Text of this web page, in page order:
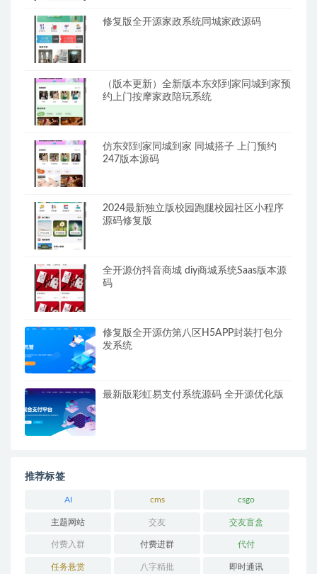
修复版全开源家政系统同城家政源码
（版本更新）全新版本东郊到家同城到家预
约上门按摩家政陪玩系统
仿东郊到家同城到家 同城搭子 上门预约
247版本源码
2024最新独立版校园跑腿校园社区小程序
源码修复版
全开源仿抖音商城 diy商城系统Saas版本源
码
修复版全开源仿第八区H5APP封装打包分
发系统
最新版彩虹易支付系统源码 全开源优化版
推荐标签
AI cms csgo
主题网站 交友 交友盲盒
付费入群 付费进群 代付
任务悬赏 八字精批 即时通讯